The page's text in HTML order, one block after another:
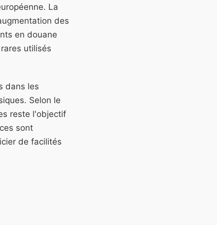
La
des
en douane
utilisés
dans les
Selon le
reste l'objectif
sont
de facilités